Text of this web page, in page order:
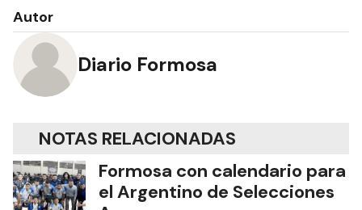
Autor
Diario Formosa
NOTAS RELACIONADAS
Formosa con calendario para
el Argentino de Selecciones